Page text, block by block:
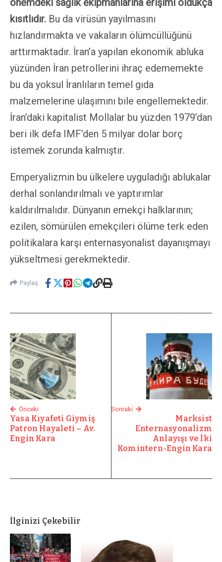
önemdeki sağlık ekipmanlarına erişimi oldukça
kısıtlıdır. Bu da virüsün yayılmasını
hızlandırmakta ve vakaların ölümcüllüğünü
arttırmaktadır. İran’a yapılan ekonomik abluka
yüzünden İran petrollerini ihraç edememekte
bu da yoksul İranlıların temel gıda
malzemelerine ulaşımını bile engellemektedir.
İran’daki kapitalist Mollalar bu yüzden 1979’dan
beri ilk defa IMF’den 5 milyar dolar borç
istemek zorunda kalmıştır.
Emperyalizmin bu ülkelere uyguladığı ablukalar
derhal sonlandırılmalı ve yaptırımlar
kaldırılmalıdır. Dünyanın emekçi halklarının;
ezilen, sömürülen emekçileri ölüme terk eden
politikalara karşı enternasyonalist dayanışmayı
yükseltmesi gerekmektedir.
Paylaş
Önceki
Yasa Kıyafeti Giymiş
Patron Hayaleti – Av.
Engin Kara
Sonraki
Marksist
Enternasyonalizm
Anlayışı ve İki
Komintern-Engin Kara
İlginizi Çekebilir